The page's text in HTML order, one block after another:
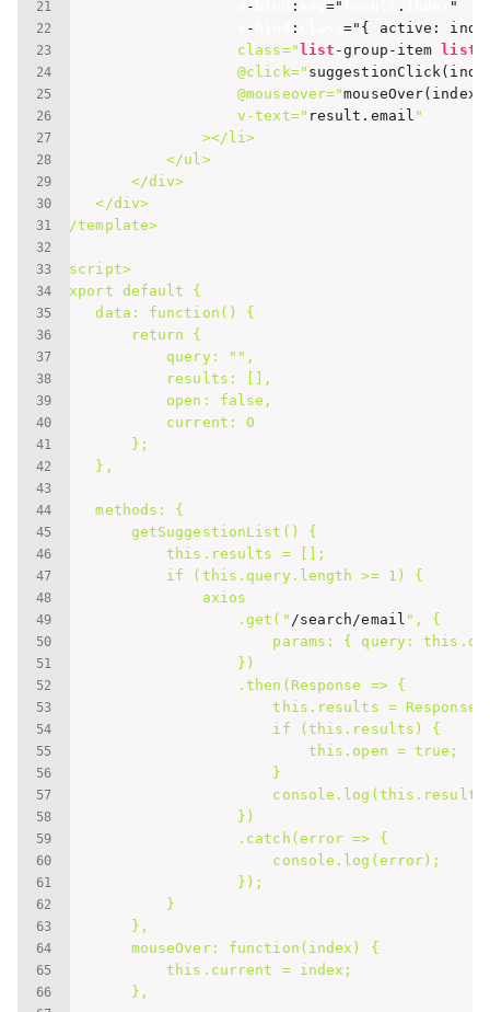
- : key=" .
"
- : class=" { active:
                    class="
list -group-item list
                    @click="
                    @mouseover="
mouseOver(index)
                    v-text="
result.email "
                ></li>
            </ul>
        </div>
    </div>
</template>
<script>
export default {
    data: function() {
        return {
            query: "
",
            results: [],
            open: false,
            current: 0
        };
    },
    methods: {
        getSuggestionList() {
            this.results = [];
            if (this.query.length >= 1) {
                axios
                    .get("
/search/email ", {
params: { query:
                    })
                    .then(Response => {
this.results =
                        if (this.results) {
                            this.open = true;
                        }
                    })
                    .catch(error => {
                        console.log(error);
                    });
            }
        },
        mouseOver: function(index) {
            this.current = index;
        },